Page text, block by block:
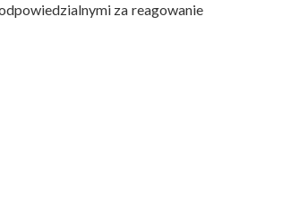
za reagowanie